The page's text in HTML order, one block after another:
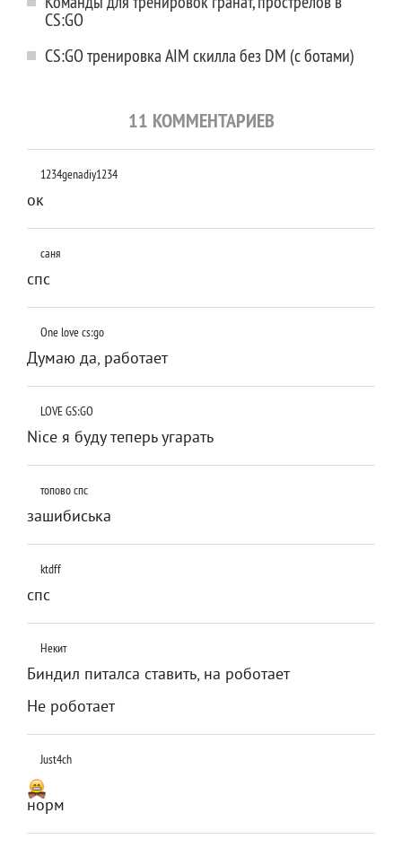
CS:GO
CS:GO тренировка AIM скилла без DM (с ботами)
11 КОММЕНТАРИЕВ
1234genadiy1234
ок
саня
спс
One love cs:go
Думаю да, работает
LOVE GS:GO
Nice я буду теперь угарать
топово спс
зашибиська
ktdff
спс
Некит
Биндил питалса ставить, на роботает
Не роботает
Just4ch
норм